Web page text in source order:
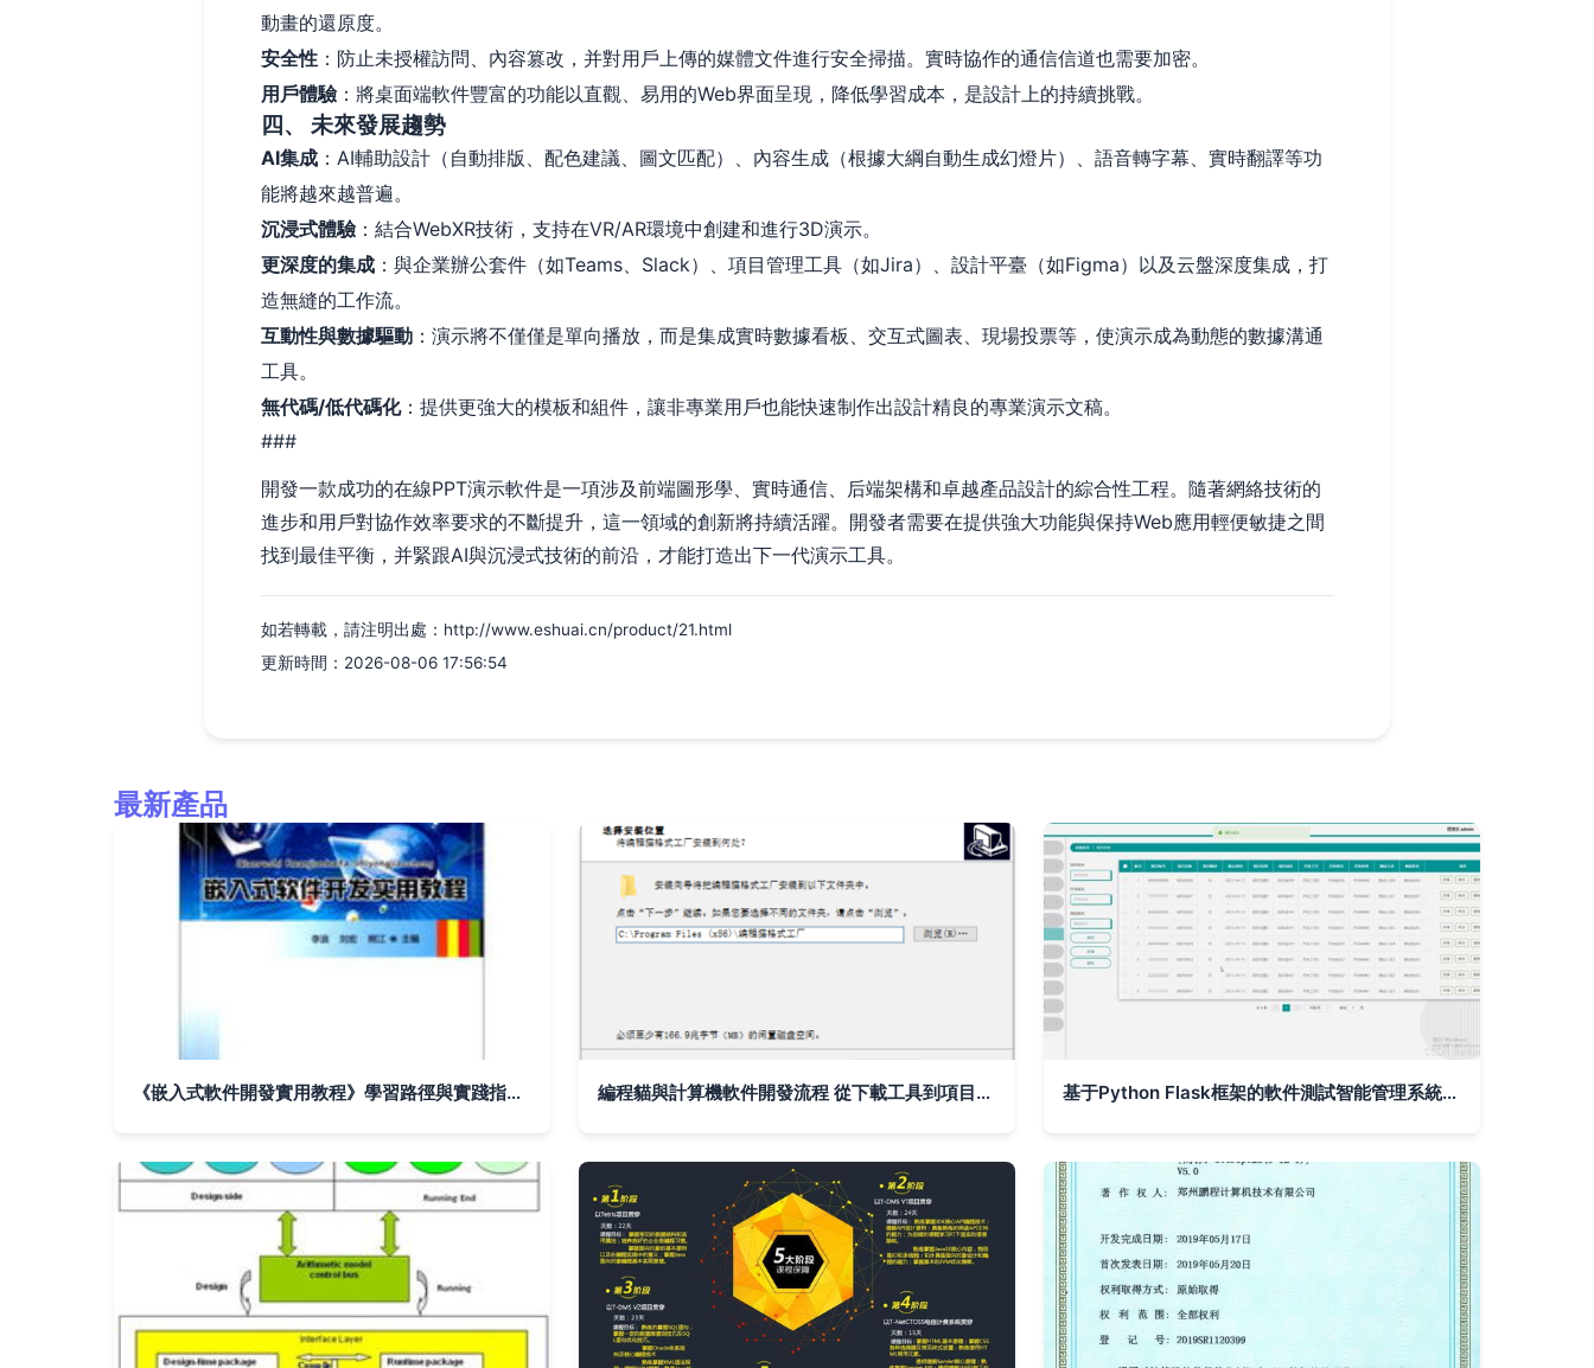
動畫的還原度。
安全性 ：防止未授權訪問、內容篡改，并對用戶上傳的媒體文件進行安全掃描。實時協作的通信信道也需要加密。
用戶體驗：將桌面端軟件豐富的功能以直觀、易用的Web界面呈現，降低學習成本，是設計上的持續挑戰。
四、 未來發展趨勢
AI集成 ：AI輔助設計（自動排版、配色建議、圖文匹配）、內容生成（根據大綱自動生成幻燈片）、語音轉字幕、實時翻譯等功
能將越來越普遍。
沉浸式體驗：結合WebXR技術，支持在VR/AR環境中創建和進行3D演示。
更深度的集成 ：與企業辦公套件（如Teams、Slack）、項目管理工具（如Jira）、設計平臺（如Figma）以及云盤深度集成，打
造無縫的工作流。
互動性與數據驅動 ：演示將不僅僅是單向播放，而是集成實時數據看板、交互式圖表、現場投票等，使演示成為動態的數據溝通
工具。
無代碼/低代碼化：提供更強大的模板和組件，讓非專業用戶也能快速制作出設計精良的專業演示文稿。
###
開發一款成功的在線PPT演示軟件是一項涉及前端圖形學、實時通信、后端架構和卓越產品設計的綜合性工程。隨著網絡技術的
進步和用戶對協作效率要求的不斷提升，這一領域的創新將持續活躍。開發者需要在提供強大功能與保持Web應用輕便敏捷之間
找到最佳平衡，并緊跟AI與沉浸式技術的前沿，才能打造出下一代演示工具。
如若轉載，請注明出處：http://www.eshuai.cn/product/21.html
更新時間：2026-08-06 17:56:54
最新產品
《嵌入式軟件開發實用教程》學習路徑與實踐指南——基于高等院校計算機系列教材的深度解讀 編程貓與計算機軟件開發流程 從下載工具到項目管理 基于Python Flask框架的軟件測試智能管理系統設計與實現